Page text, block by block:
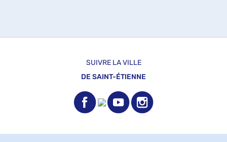
SUIVRE LA VILLE
DE SAINT-ÉTIENNE